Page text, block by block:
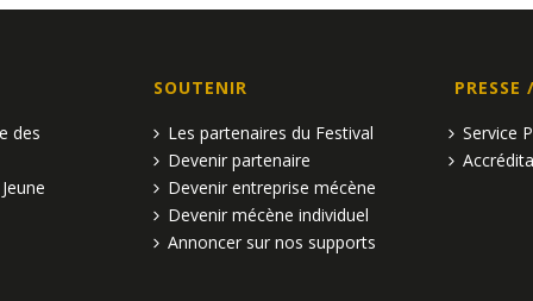
des
SOUTENIR
Les partenaires du Festival
Devenir partenaire
Devenir entreprise mécène
Devenir mécène individuel
Annoncer sur nos supports
PRESSE
Service